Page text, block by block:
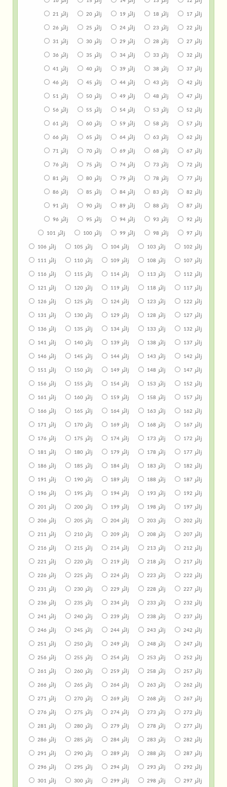
زائر 17
زائر 18 زائر 19 زائر 20
زائر 21
زائر 22
زائر 23 زائر 24 زائر 25
زائر 26
زائر 27
زائر 28 زائر 29 زائر 30
زائر 31
زائر 32
زائر 33 زائر 34 زائر 35
زائر 36
زائر 37
زائر 38 زائر 39 زائر 40
زائر 41
زائر 42
زائر 43 زائر 44 زائر 45
زائر 46
زائر 47
زائر 48 زائر 49 زائر 50
زائر 51
زائر 52
زائر 53 زائر 54 زائر 55
زائر 56
زائر 57
زائر 58 زائر 59 زائر 60
زائر 61
زائر 62
زائر 63 زائر 64 زائر 65
زائر 66
زائر 67
زائر 68 زائر 69 زائر 70
زائر 71
زائر 72
زائر 73 زائر 74 زائر 75
زائر 76
زائر 77
زائر 78 زائر 79 زائر 80
زائر 81
زائر 82
زائر 83 زائر 84 زائر 85
زائر 86
زائر 87
زائر 88 زائر 89 زائر 90
زائر 91
زائر 92
زائر 93 زائر 94 زائر 95
زائر 96
زائر 97
زائر 98 زائر 99 زائر 100
زائر 101
زائر 102
زائر 103 زائر 104 زائر 105
زائر 106
زائر 107
زائر 108 زائر 109 زائر 110
زائر 111
زائر 112
زائر 113 زائر 114 زائر 115
زائر 116
زائر 117
زائر 118 زائر 119 زائر 120
زائر 121
زائر 122
زائر 123 زائر 124 زائر 125
زائر 126
زائر 127
زائر 128 زائر 129 زائر 130
زائر 131
زائر 132
زائر 133 زائر 134 زائر 135
زائر 136
زائر 137
زائر 138 زائر 139 زائر 140
زائر 141
زائر 142
زائر 143 زائر 144 زائر 145
زائر 146
زائر 147
زائر 148 زائر 149 زائر 150
زائر 151
زائر 152
زائر 153 زائر 154 زائر 155
زائر 156
زائر 157
زائر 158 زائر 159 زائر 160
زائر 161
زائر 162
زائر 163 زائر 164 زائر 165
زائر 166
زائر 167
زائر 168 زائر 169 زائر 170
زائر 171
زائر 172
زائر 173 زائر 174 زائر 175
زائر 176
زائر 177
زائر 178 زائر 179 زائر 180
زائر 181
زائر 182
زائر 183 زائر 184 زائر 185
زائر 186
زائر 187
زائر 188 زائر 189 زائر 190
زائر 191
زائر 192
زائر 193 زائر 194 زائر 195
زائر 196
زائر 197
زائر 198 زائر 199 زائر 200
زائر 201
زائر 202
زائر 203 زائر 204 زائر 205
زائر 206
زائر 207
زائر 208 زائر 209 زائر 210
زائر 211
زائر 212
زائر 213 زائر 214 زائر 215
زائر 216
زائر 217
زائر 218 زائر 219 زائر 220
زائر 221
زائر 222
زائر 223 زائر 224 زائر 225
زائر 226
زائر 227
زائر 228 زائر 229 زائر 230
زائر 231
زائر 232
زائر 233 زائر 234 زائر 235
زائر 236
زائر 237
زائر 238 زائر 239 زائر 240
زائر 241
زائر 242
زائر 243 زائر 244 زائر 245
زائر 246
زائر 247
زائر 248 زائر 249 زائر 250
زائر 251
زائر 252
زائر 253 زائر 254 زائر 255
زائر 256
زائر 257
زائر 258 زائر 259 زائر 260
زائر 261
زائر 262
زائر 263 زائر 264 زائر 265
زائر 266
زائر 267
زائر 268 زائر 269 زائر 270
زائر 271
زائر 272
زائر 273 زائر 274 زائر 275
زائر 276
زائر 277
زائر 278 زائر 279 زائر 280
زائر 281
زائر 282
زائر 283 زائر 284 زائر 285
زائر 286
زائر 287
زائر 288 زائر 289 زائر 290
زائر 291
زائر 292
زائر 293 زائر 294 زائر 295
زائر 296
زائر 297
زائر 298 زائر 299 زائر 300
زائر 301